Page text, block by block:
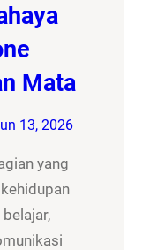
Mata
13, 2026
yang